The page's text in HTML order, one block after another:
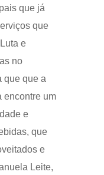
que já
que
e
no
que que a
encontre um
e
que
e
Leite,